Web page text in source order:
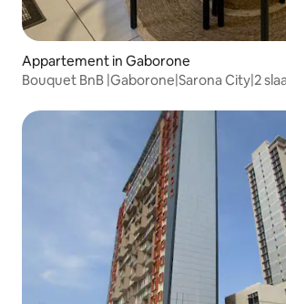
Appartement in Gaborone
Bouquet BnB |Gaborone|Sarona City|2